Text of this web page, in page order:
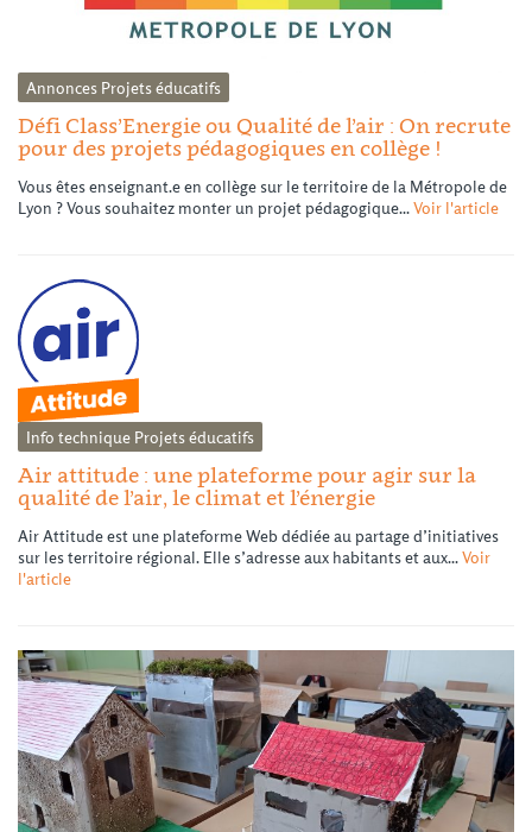
Annonces Projets éducatifs
Défi Class’Energie ou Qualité de l’air : On recrute
pour des projets pédagogiques en collège !
Vous êtes enseignant.e en collège sur le territoire de la Métropole de
Lyon ? Vous souhaitez monter un projet pédagogique...Voir l'article
Info technique Projets éducatifs
Air attitude : une plateforme pour agir sur la
qualité de l’air, le climat et l’énergie
Air Attitude est une plateforme Web dédiée au partage d’initiatives
sur les territoire régional. Elle s’adresse aux habitants et aux...Voir
l'article